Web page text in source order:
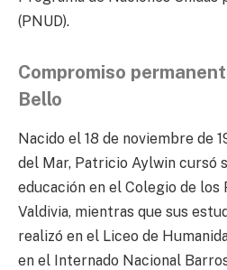
(PNUD).
Compromiso
Bello
Nacido el 18 de noviembre de
del Mar, Patricio Aylwin cursó
educación en el Colegio de los
Valdivia, mientras que sus
realizó en el Liceo de
en el Internado Nacional